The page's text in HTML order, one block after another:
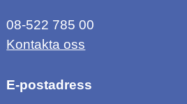
08-522 785 00
Kontakta oss
E-postadress